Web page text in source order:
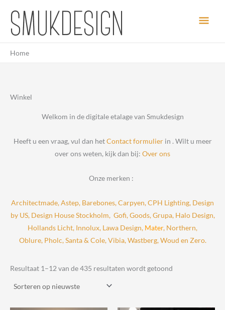
inhoud
Home
Winkel
Welkom in de digitale etalage van Smukdesign
Heeft u een vraag, vul dan hetContact formulier in . Wilt u meer
over ons weten, kijk dan bij: Over ons
Onze merken :
Architectmade,Astep, Barebones,Carpyen,CPH Lighting, Design
by US, Design House Stockholm, Gofi,Goods, Grupa, Halo Design,
Hollands Licht, Innolux, Lawa Design, Mater, Northern,
Oblure, Pholc,Santa & Cole,Vibia,Wastberg,Woud en Zero.
Resultaat 1–12 van de 435 resultaten wordt getoond